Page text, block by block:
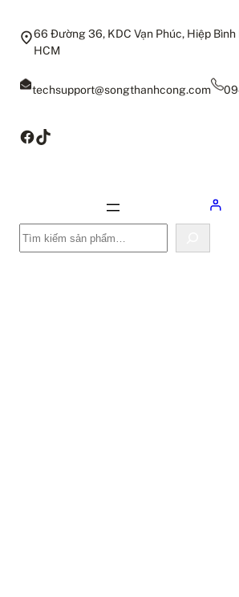
66 Đường 36, KDC Vạn Phúc, Hiệp
HCM
techsupport@songthanhcong.com
Facebook
TikTok
Tìm
kiếm